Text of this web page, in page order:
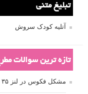
تبلیغ متنی
آتلیه کودک سروش
تازه ترین سوالات
مشکل فکوس در لنز ۳۵ نیکون